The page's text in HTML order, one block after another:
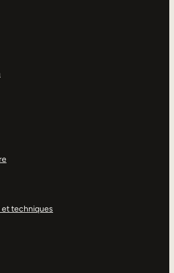
techniques